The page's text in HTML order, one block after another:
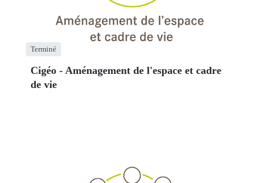
Terminé
Cigéo - Aménagement de l'espace et cadre
de vie